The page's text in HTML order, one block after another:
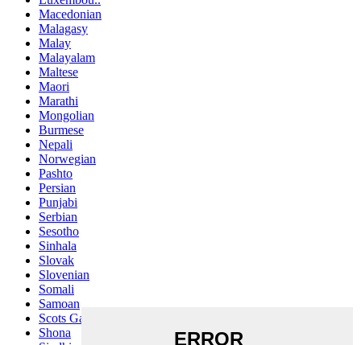
Macedonian
Malagasy
Malay
Malayalam
Maltese
Maori
Marathi
Mongolian
Burmese
Nepali
Norwegian
Pashto
Persian
Punjabi
Serbian
Sesotho
Sinhala
Slovak
Slovenian
Somali
Samoan
Scots Gaelic
Shona